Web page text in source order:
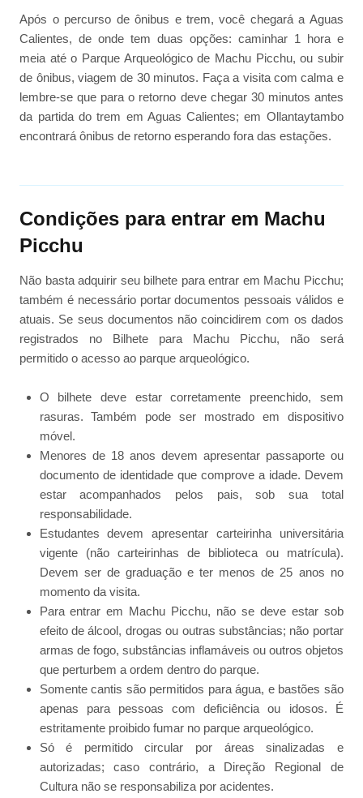
Após o percurso de ônibus e trem, você chegará a Aguas
Calientes, de onde tem duas opções: caminhar 1 hora e
meia até o Parque Arqueológico de Machu Picchu, ou subir
de ônibus, viagem de 30 minutos. Faça a visita com calma e
lembre-se que para o retorno deve chegar 30 minutos antes
da partida do trem em Aguas Calientes; em Ollantaytambo
encontrará ônibus de retorno esperando fora das estações.
Condições para entrar em Machu
Picchu
Não basta adquirir seu bilhete para entrar em Machu Picchu;
também é necessário portar documentos pessoais válidos e
atuais. Se seus documentos não coincidirem com os dados
registrados no Bilhete para Machu Picchu, não será
permitido o acesso ao parque arqueológico.
O bilhete deve estar corretamente preenchido, sem
rasuras. Também pode ser mostrado em dispositivo
móvel.
Menores de 18 anos devem apresentar passaporte ou
documento de identidade que comprove a idade. Devem
estar acompanhados pelos pais, sob sua total
responsabilidade.
Estudantes devem apresentar carteirinha universitária
vigente (não carteirinhas de biblioteca ou matrícula).
Devem ser de graduação e ter menos de 25 anos no
momento da visita.
Para entrar em Machu Picchu, não se deve estar sob
efeito de álcool, drogas ou outras substâncias; não portar
armas de fogo, substâncias inflamáveis ou outros objetos
que perturbem a ordem dentro do parque.
Somente cantis são permitidos para água, e bastões são
apenas para pessoas com deficiência ou idosos. É
estritamente proibido fumar no parque arqueológico.
Só é permitido circular por áreas sinalizadas e
autorizadas; caso contrário, a Direção Regional de
Cultura não se responsabiliza por acidentes.